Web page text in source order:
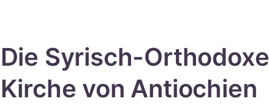
Die Syrisch-Orthodoxe
Kirche von Antiochien